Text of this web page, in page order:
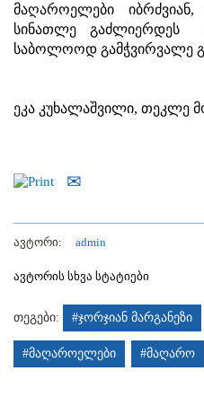
მაღაროელები
სინათლე გაძლიერდეს
საბოლოოდ გამჭვირვალე
ეკა კუხალაშვილი, თეკლე
ავტორი: admin
ავტორის სხვა სტატიები
თეგები: #ჯორჯიან მარგანეზი
#მაღაროელები #მაღარო